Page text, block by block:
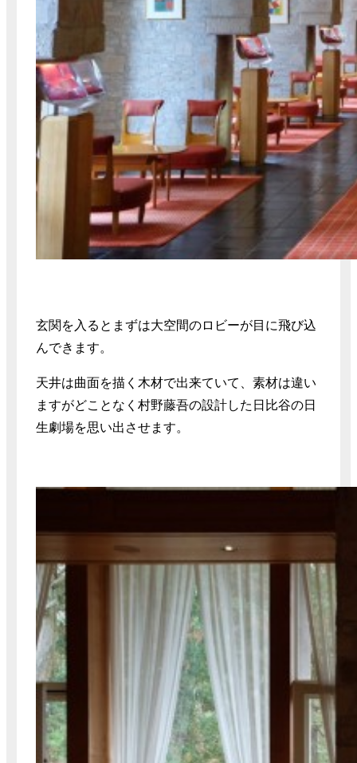
玄関を入るとまずは大空間のロビーが目に飛び込
んできます。
天井は曲面を描く木材で出来ていて、素材は違い
ますがどことなく村野藤吾の設計した日比谷の日
生劇場を思い出させます。